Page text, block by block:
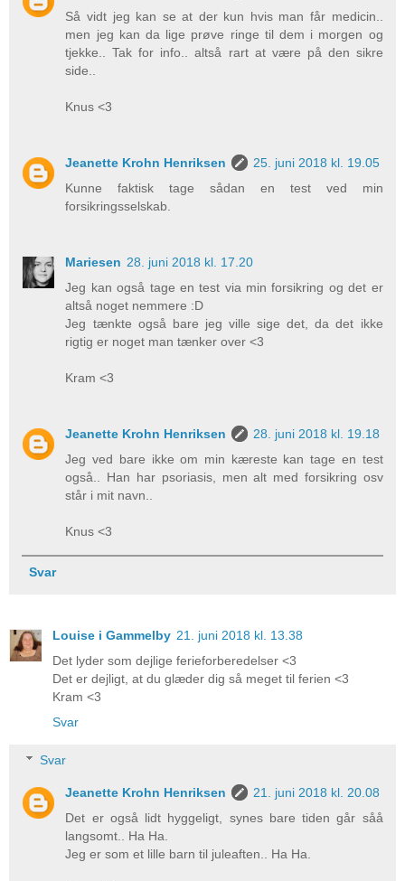
Så vidt jeg kan se at der kun hvis man får medicin..
men jeg kan da lige prøve ringe til dem i morgen og
tjekke.. Tak for info.. altså rart at være på den sikre
side..
Knus <3
Jeanette Krohn Henriksen
25. juni 2018 kl. 19.05
Kunne faktisk tage sådan en test ved min
forsikringsselskab.
Mariesen 28. juni 2018 kl. 17.20
Jeg kan også tage en test via min forsikring og det er
altså noget nemmere :D
Jeg tænkte også bare jeg ville sige det, da det ikke
rigtig er noget man tænker over <3
Kram <3
Jeanette Krohn Henriksen
28. juni 2018 kl. 19.18
Jeg ved bare ikke om min kæreste kan tage en test
også.. Han har psoriasis, men alt med forsikring osv
står i mit navn..
Knus <3
Svar
Louise i Gammelby 21. juni 2018 kl. 13.38
Det lyder som dejlige ferieforberedelser <3
Det er dejligt, at du glæder dig så meget til ferien <3
Kram <3
Svar
Svar
Jeanette Krohn Henriksen
21. juni 2018 kl. 20.08
Det er også lidt hyggeligt, synes bare tiden går såå
langsomt.. Ha Ha.
Jeg er som et lille barn til juleaften.. Ha Ha.